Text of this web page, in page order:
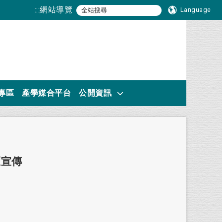
:::網站導覽 Language
區 產學媒合平台 公開資訊
傳